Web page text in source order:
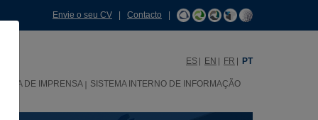
Envie o seu CV Contacto
ES EN FR PT
SALA DE IMPRENSA SISTEMA INTERNO DE INFORMAÇÃO